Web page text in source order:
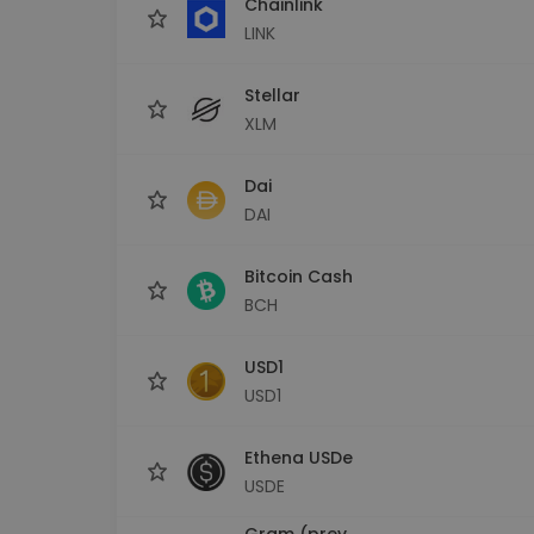
LINK
Stellar
XLM
Dai
DAI
Bitcoin Cash
BCH
USD1
USD1
Ethena USDe
USDE